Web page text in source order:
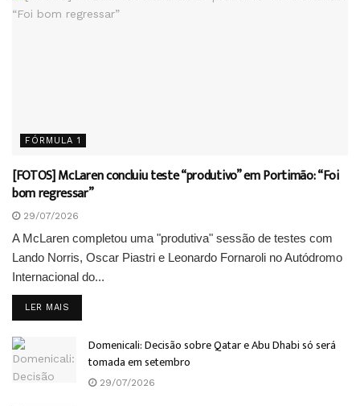
FÓRMULA 1
[FOTOS] McLaren concluiu teste “produtivo” em Portimão: “Foi
bom regressar”
29/07/2026
A McLaren completou uma "produtiva" sessão de testes com
Lando Norris, Oscar Piastri e Leonardo Fornaroli no Autódromo
Internacional do...
LER MAIS
Domenicali: Decisão sobre Qatar e Abu Dhabi só será
tomada em setembro
29/07/2026